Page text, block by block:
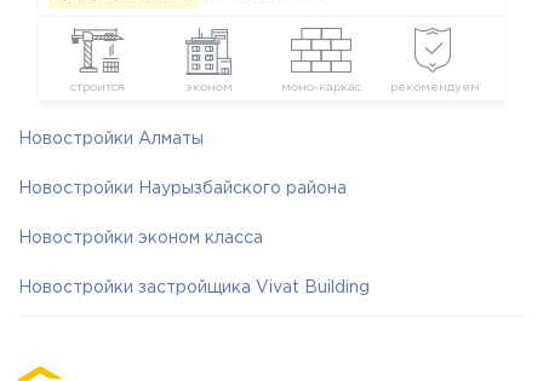
строится эконом моно-каркас рекомендуем
Новостройки Алматы
Новостройки Наурызбайского района
Новостройки эконом класса
Новостройки застройщика Vivat Building